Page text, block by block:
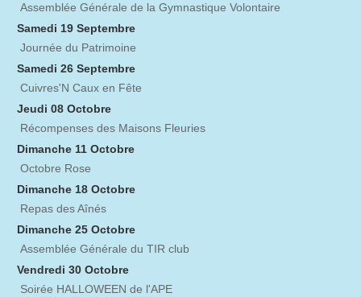
Assemblée Générale de la Gymnastique Volontaire
Samedi 19 Septembre
Journée du Patrimoine
Samedi 26 Septembre
Cuivres'N Caux en Fête
Jeudi 08 Octobre
Récompenses des Maisons Fleuries
Dimanche 11 Octobre
Octobre Rose
Dimanche 18 Octobre
Repas des Aînés
Dimanche 25 Octobre
Assemblée Générale du TIR club
Vendredi 30 Octobre
Soirée HALLOWEEN de l'APE